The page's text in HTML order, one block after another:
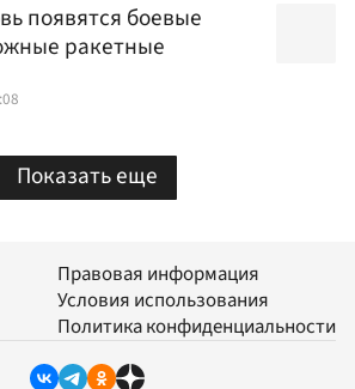
появятся боевые
ракетные
Показать еще
Правовая информация
Условия использования
Политика конфиденциальности